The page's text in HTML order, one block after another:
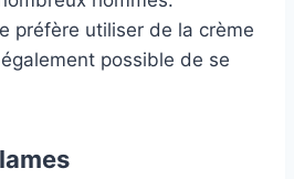
préfère utiliser de la crème
possible de se